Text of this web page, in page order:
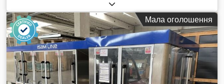
16/16 S1 Dcodpfxeutni Ro Abtek Рік випуску: 1998
Продуктивність: 16 000 пляшок 1,5 л або до 19 000 пляшок/
год для пляшок 0,5 л Встановлена потужність: 347 кВт У
комплекті: - Форми для 1,5 л - Подавач преформ - Чилер
(агрегат охолодження) Технічний стан: вживана машина,
була справною до моменту демонтажу. Наразі машина
демонтована, складена по елементах і підготовлена до
транспортування. Повна і оригінальна технічна
Мала оголошення